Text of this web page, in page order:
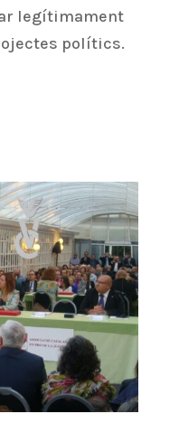
legítimament
polítics.